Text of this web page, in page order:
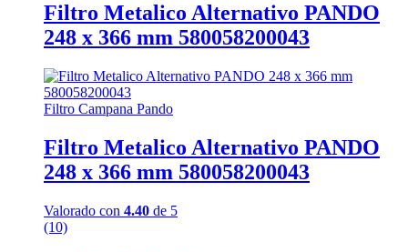
Filtro Metalico Alternativo PANDO
248 x 366 mm 580058200043
Filtro Campana Pando
Filtro Metalico Alternativo PANDO
248 x 366 mm 580058200043
Valorado con 4.40 de 5
(10)